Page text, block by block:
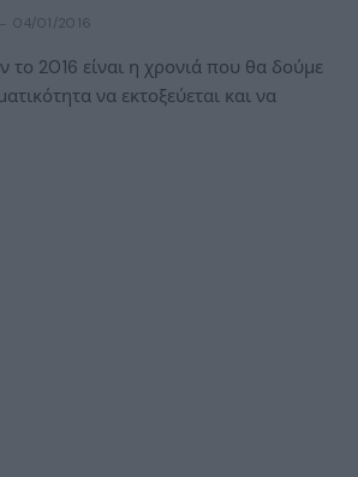
04/01/2016
το 2016 είναι η χρονιά που θα δούμε
να εκτοξεύεται και να